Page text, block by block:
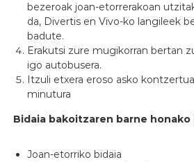
bezeroak joan-etorrerakoan
da, Divertis en Vivo-ko langileek
badute.
Erakutsi zure mugikorran bertan
igo autobusera.
Itzuli etxera eroso asko
minutura
Bidaia bakoitzaren barne honako
Joan-etorriko bidaia